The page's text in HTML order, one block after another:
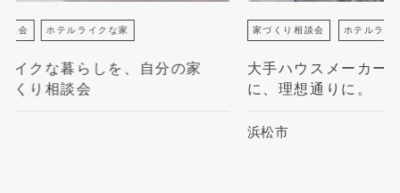
家づくり相談会 ホテルライクな家
大手ハウスメーカーより安く、自由
に、理想通りに。
分譲地を見つけ
【予告広告
情報